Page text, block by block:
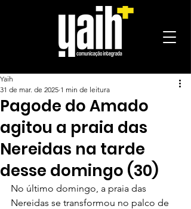
Pagode do Amado
agitou a praia das
Nereidas na tarde
desse domingo (30)
Yaih
31 de mar. de 2025 1 min de leitura
No último domingo, a praia das
Nereidas se transformou no palco de